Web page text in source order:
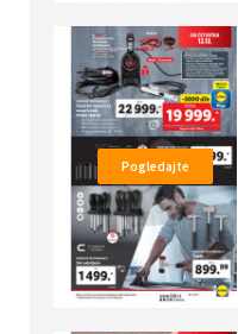
Pogledajte